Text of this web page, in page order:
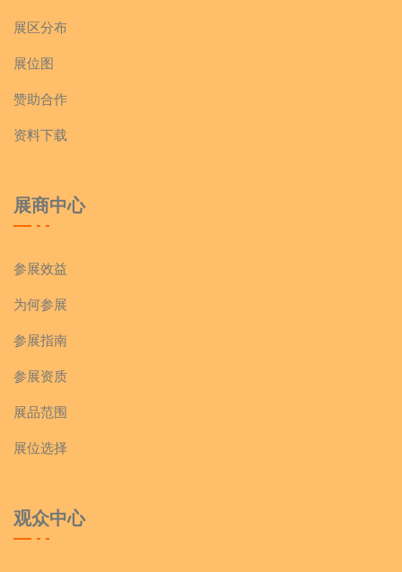
展区分布
展位图
赞助合作
资料下载
展商中心
参展效益
为何参展
参展指南
参展资质
展品范围
展位选择
观众中心